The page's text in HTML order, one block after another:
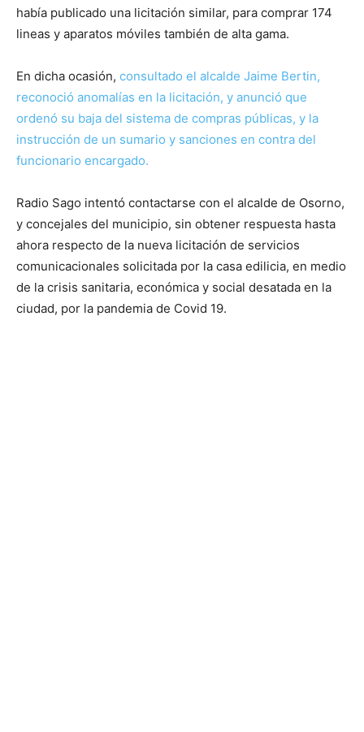
había publicado una licitación similar, para comprar 174
lineas y aparatos móviles también de alta gama.
En dicha ocasión, consultado el alcalde Jaime Bertin,
reconoció anomalías en la licitación, y anunció que
ordenó su baja del sistema de compras públicas, y la
instrucción de un sumario y sanciones en contra del
funcionario encargado.
Radio Sago intentó contactarse con el alcalde de Osorno,
y concejales del municipio, sin obtener respuesta hasta
ahora respecto de la nueva licitación de servicios
comunicacionales solicitada por la casa edilicia, en medio
de la crisis sanitaria, económica y social desatada en la
ciudad, por la pandemia de Covid 19.